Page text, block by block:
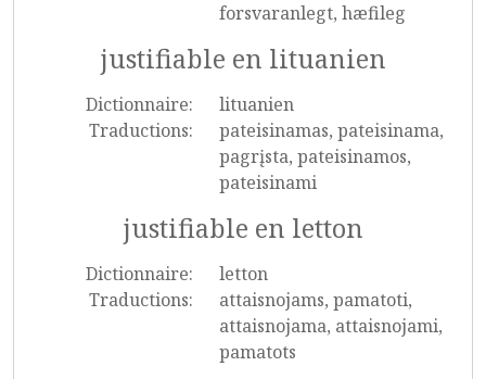
forsvaranlegt, hæfileg
justifiable en lituanien
Dictionnaire:
lituanien
Traductions:
pateisinamas, pateisinama,
pagrįsta, pateisinamos,
pateisinami
justifiable en letton
Dictionnaire:
letton
Traductions:
attaisnojams, pamatoti,
attaisnojama, attaisnojami,
pamatots